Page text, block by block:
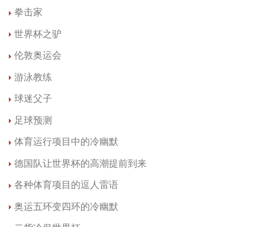
拳击家
世界杯之驴
伦敦奥运会
游泳教练
球迷父子
足球预测
体育运行项目中的冷幽默
德国队让世界杯的高潮提前到来
各种体育项目的逗人雷语
奥运五环变四环的冷幽默